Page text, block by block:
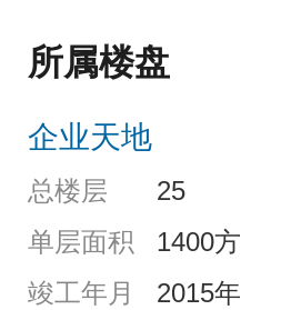
所属楼盘
企业天地
总楼层
25
单层面积
1400方
竣工年月
2015年